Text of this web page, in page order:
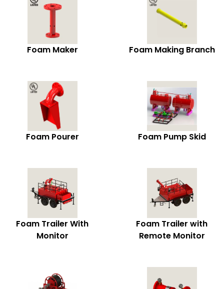
Foam Maker Foam Making Branch
Foam Pourer Foam Pump Skid
Foam Trailer With
Monitor
Foam Trailer with
Remote Monitor